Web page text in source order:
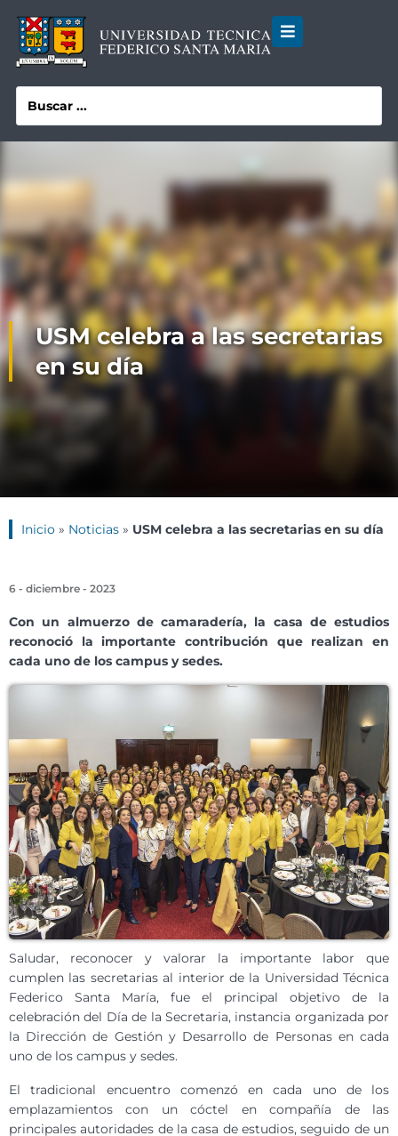
USM celebra a las secretarias
en su día
Inicio » Noticias » USM celebra a las secretarias en su día
6 - diciembre - 2023
Con un almuerzo de camaradería, la casa de estudios
reconoció la importante contribución que realizan en
cada uno de los campus y sedes.
Saludar, reconocer y valorar la importante labor que
cumplen las secretarias al interior de la Universidad Técnica
Federico Santa María, fue el principal objetivo de la
celebración del Día de la Secretaria, instancia organizada por
la Dirección de Gestión y Desarrollo de Personas en cada
uno de los campus y sedes.
El tradicional encuentro comenzó en cada uno de los
emplazamientos con un cóctel en compañía de las
principales autoridades de la casa de estudios, seguido de un